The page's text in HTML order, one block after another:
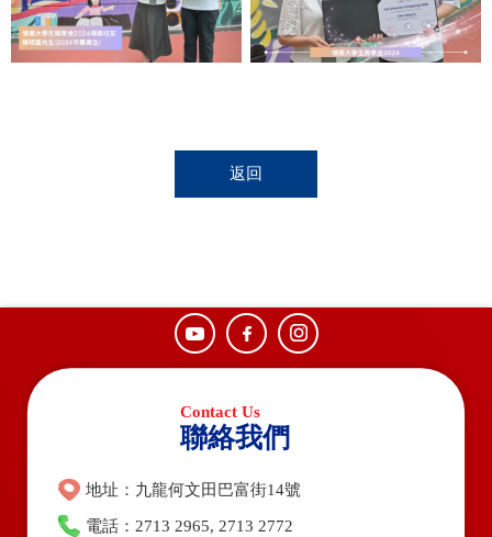
返回
聯絡我們
地址：九龍何文田巴富街14號
電話：2713 2965, 2713 2772